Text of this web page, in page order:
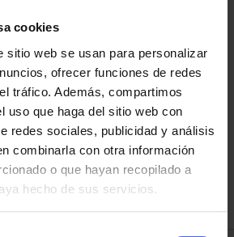
cookies
sitio web se usan para personalizar
ofrecer funciones de redes
tráfico. Además, compartimos
uso que haga del sitio web con
redes sociales, publicidad y análisis
combinarla con otra información
o que hayan recopilado a
hecho de sus servicios.
REFINAR